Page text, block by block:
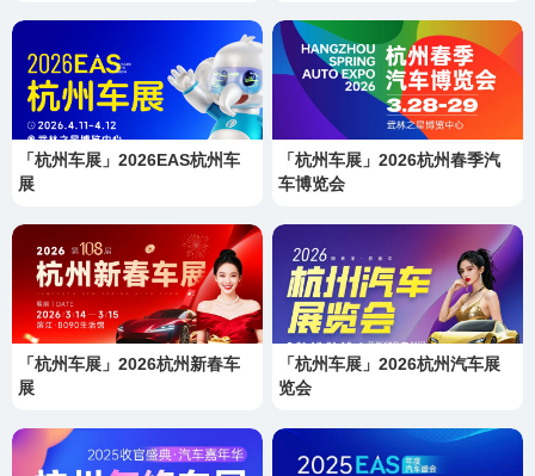
「杭州车展」2026EAS杭州车
展
「杭州车展」2026杭州春季汽
车博览会
「杭州车展」2026杭州新春车
展
「杭州车展」2026杭州汽车展
览会